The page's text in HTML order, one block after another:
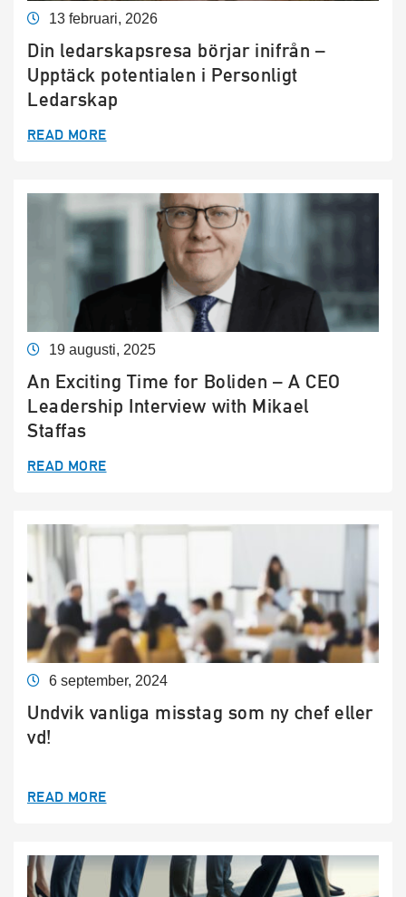
13 februari, 2026
Din ledarskapsresa börjar inifrån –
Upptäck potentialen i Personligt
Ledarskap
READ MORE
19 augusti, 2025
An Exciting Time for Boliden – A CEO
Leadership Interview with Mikael
Staffas
READ MORE
6 september, 2024
Undvik vanliga misstag som ny chef eller
vd!
READ MORE